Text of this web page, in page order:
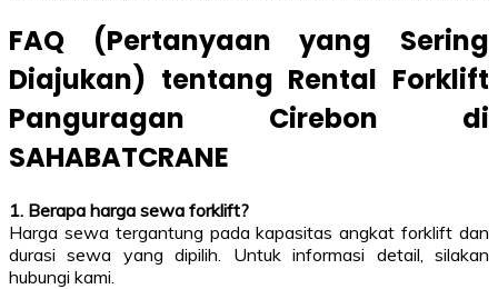
FAQ (Pertanyaan yang Sering
Diajukan) tentang Rental Forklift
Panguragan Cirebon di
SAHABATCRANE
1. Berapa harga sewa forklift?
Harga sewa tergantung pada kapasitas angkat forklift dan
durasi sewa yang dipilih. Untuk informasi detail, silakan
hubungi kami.